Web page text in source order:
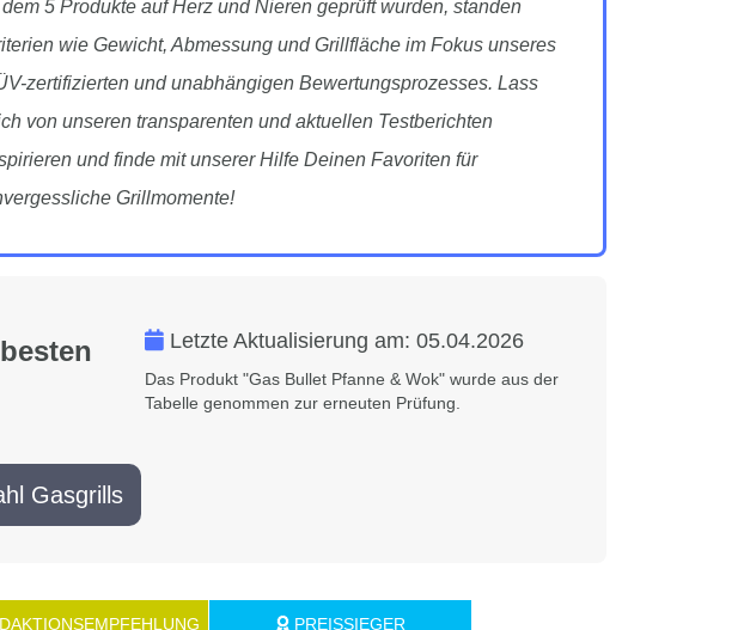
5 Produkte auf Herz und Nieren geprüft wurden, standen
wie Gewicht, Abmessung und Grillfläche im Fokus unseres
zertifizierten und unabhängigen Bewertungsprozesses. Lass
von unseren transparenten und aktuellen Testberichten
und finde mit unserer Hilfe Deinen Favoriten für
Grillmomente!
Letzte Aktualisierung am:05.04.2026
Das Produkt "Gas Bullet Pfanne & Wok" wurde aus der
Tabelle genommen zur erneuten Prüfung.
Gasgrills